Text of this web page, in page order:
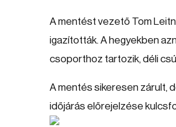
A mentést vezető Tom
igazították. A hegyekben
csoporthoz tartozik, déli
A mentés sikeresen zárult,
időjárás előrejelzése